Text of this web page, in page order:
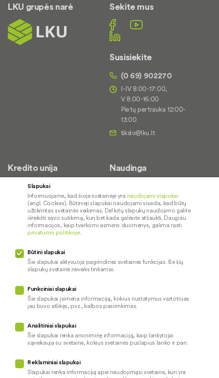
LKU grupės narė Sekite mus
Susisiekite
(0 69) 902270
I-IV 8:00-17:00,
V 8:00-16:00
Pietų pertrauka 12:00-
13:00
Kredito unija
Apie mus
Kontaktai
Karjera
Socialinė atsakomybė
Naudinga
Palūkanų normos
Paslaugų teikimo sąlygos ir
įkainiai
Pranešėjų apsauga
Privatumo politika
Naudojami slapukai
Pinigų plovimo prevencija
Skundų nagrinėjimas
Prieinamumo pareiškimas
Slapukai
Informuojame, kad šioje svetainėje yra naudojami slapukai
(angl. Cookies). Būtinieji slapukai naudojami visada, kad būtų
užtikrintas svetainės veikimas. Dėl kitų slapukų naudojimo galite
išreikšti savo sutikimą, kurį bet kada galėsite atšaukti. Daugiau
informacijos, kaip tvarkomi asmens duomenys, galima rasti
privatumo politikoje.
Būtini slapukai
Šie slapukai aktyvuoja pagrindines svetainės funkcijas. Be šių
slapukų svetainė neveiks tinkamai.
Funkciniai slapukai
Šie slapukai įsimena informaciją, kokius nustatymus vartotojas
jau buvo atlikęs, pvz., kalbos pasirinkimas.
Analitiniai slapukai
Šie slapukai renka anoniminę informaciją, kaip lankytojai
sąveikauja su svetaine, kokius svetainės puslapius lanko ir pan.
Reklaminiai slapukai
Slapukai renka informaciją apie naudojimąsi svetaine, kuri yra